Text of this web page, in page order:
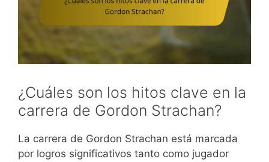
¿Cuáles son los hitos clave en la
carrera de Gordon Strachan?
La carrera de Gordon Strachan está marcada
por logros significativos tanto como jugador